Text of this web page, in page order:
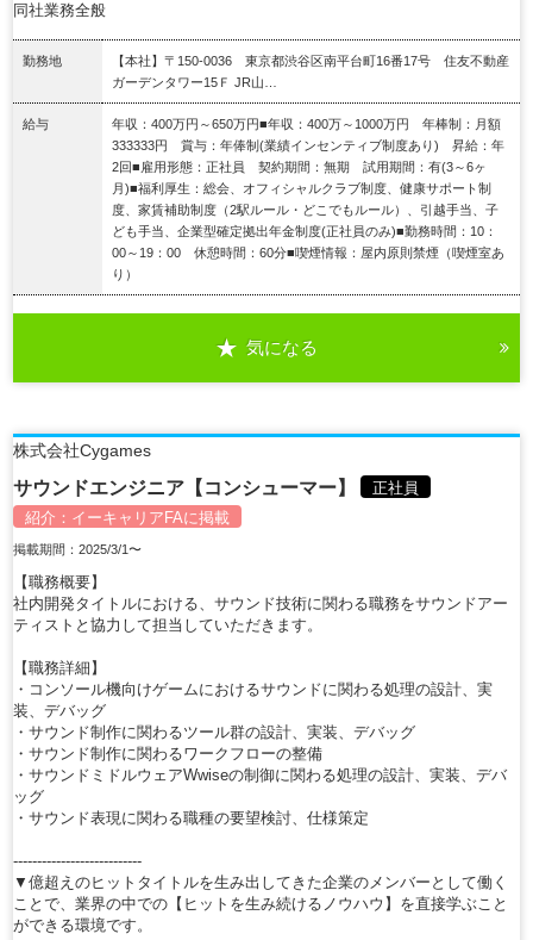
同社業務全般
勤務地
【本社】〒150-0036 東京都渋谷区南平台町16番17号 住友不動産
ガーデンタワー15Ｆ JR山…
給与
年収：400万円～650万円■年収：400万～1000万円 年棒制：月額
333333円 賞与：年俸制(業績インセンティブ制度あり) 昇給：年
2回■雇用形態：正社員 契約期間：無期 試用期間：有(3～6ヶ
月)■福利厚生：総会、オフィシャルクラブ制度、健康サポート制
度、家賃補助制度（2駅ルール・どこでもルール）、引越手当、子
ども手当、企業型確定拠出年金制度(正社員のみ)■勤務時間：10：
00～19：00 休憩時間：60分■喫煙情報：屋内原則禁煙（喫煙室あ
り）
気になる
株式会社Cygames
サウンドエンジニア【コンシューマー】
正社員
紹介： イーキャリアFAに掲載
掲載期間：2025/3/1〜
【職務概要】
社内開発タイトルにおける、サウンド技術に関わる職務をサウンドアー
ティストと協力して担当していただきます。
【職務詳細】
・コンソール機向けゲームにおけるサウンドに関わる処理の設計、実
装、デバッグ
・サウンド制作に関わるツール群の設計、実装、デバッグ
・サウンド制作に関わるワークフローの整備
・サウンドミドルウェアWwiseの制御に関わる処理の設計、実装、デバ
ッグ
・サウンド表現に関わる職種の要望検討、仕様策定
---------------------------
▼億超えのヒットタイトルを生み出してきた企業のメンバーとして働く
ことで、業界の中での【ヒットを生み続けるノウハウ】を直接学ぶこと
ができる環境です。